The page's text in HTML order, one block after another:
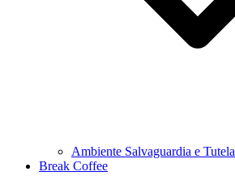
Ambiente Salvaguardia e Tutela
Break Coffee